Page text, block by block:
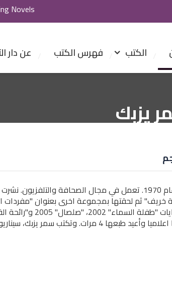
Novels |
الكتب فهرس الكتب عن دار
يزبك
ولدت في مدينة جبلة عام 1970. تعمل في مجال الصحافة
سمر يزبك، سيناريوهات ومسلسلات للتلفزيون.